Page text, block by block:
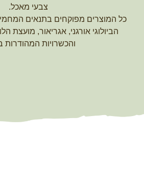
צבעי מאכל.
כל המוצרים מפוקחים בתנאים
הביולוגי אורגני, אגריאור, מועצת
והכשרויות המהודרות